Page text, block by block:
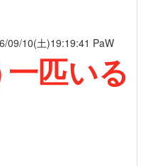
09/10(土)19:19:41 PaW
匹いる